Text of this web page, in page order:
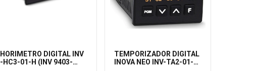
HORIMETRO DIGITAL INV
-HC3-01-H (INV 9403-
TEMPORIZADOR DIGITAL
INOVA NEO INV-TA2-01-H